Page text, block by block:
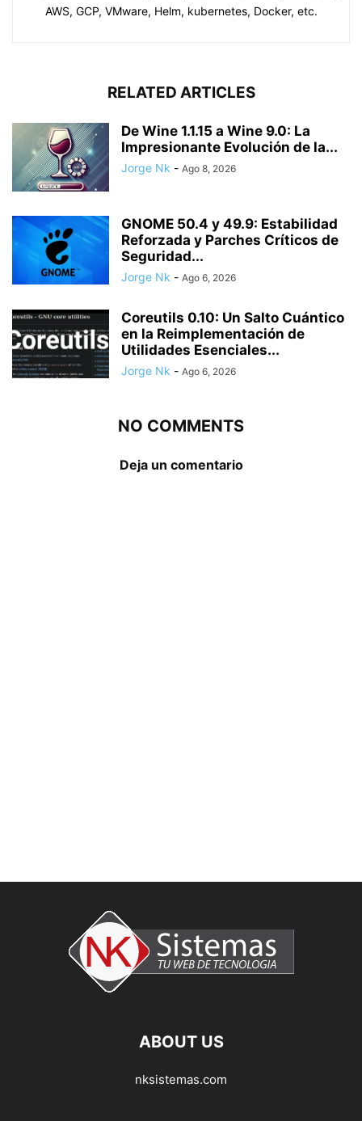
AWS, GCP, VMware, Helm, kubernetes, Docker, etc.
RELATED ARTICLES
De Wine 1.1.15 a Wine 9.0: La
Impresionante Evolución de la...
Jorge Nk - Ago 8, 2026
GNOME 50.4 y 49.9: Estabilidad
Reforzada y Parches Críticos de
Seguridad...
Jorge Nk - Ago 6, 2026
Coreutils 0.10: Un Salto Cuántico
en la Reimplementación de
Utilidades Esenciales...
Jorge Nk - Ago 6, 2026
NO COMMENTS
Deja un comentario
ABOUT US
nksistemas.com